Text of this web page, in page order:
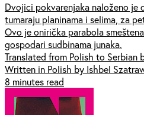
Dvojici pokvarenjaka naloženo je
tumaraju planinama i selima, za
Ovo je onirička parabola
gospodari sudbinama junaka.
Translated from Polish to Serbian
Written in Polish by Ishbel
8 minutes read